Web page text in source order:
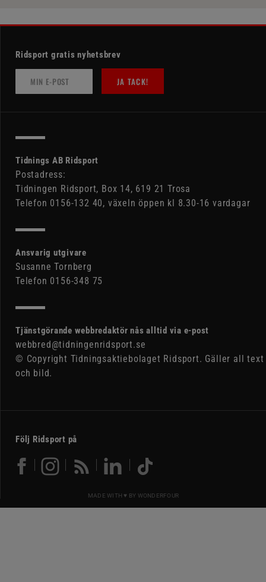
Ridsport gratis nyhetsbrev
JA TACK!
Tidnings AB Ridsport
Postadress:
Tidningen Ridsport, Box 14, 619 21 Trosa
Telefon 0156-132 40, växeln öppen kl 8.30-16 vardagar
Ansvarig utgivare
Susanne Tornberg
Telefon 0156-348 75
Tjänstgörande webbredaktör nås alltid via e-post
webbred@tidningenridsport.se
© Copyright Tidningsaktiebolaget Ridsport. Gäller all text
och bild.
Följ Ridsport på
MADE WITH ♥ BY WONDERFOUR